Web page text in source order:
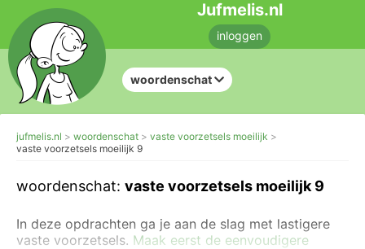
Jufmelis.nl
inloggen
woordenschat
jufmelis.nl woordenschat
vaste voorzetsels moeilijk
vaste voorzetsels moeilijk 9
woordenschat: vaste voorzetsels moeilijk 9
In deze opdrachten ga je aan de slag met lastigere
vaste voorzetsels. Maak eerst de eenvoudigere